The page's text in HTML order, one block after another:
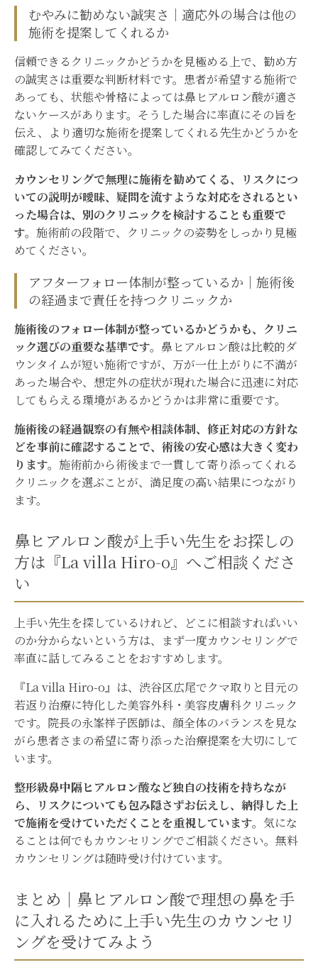
むやみに勧めない誠実さ｜適応外の場合は他の
施術を提案してくれるか
信頼できるクリニックかどうかを見極める上で、勧め方
の誠実さは重要な判断材料です。患者が希望する施術で
あっても、状態や骨格によっては鼻ヒアルロン酸が適さ
ないケースがあります。そうした場合に率直にその旨を
伝え、より適切な施術を提案してくれる先生かどうかを
確認してみてください。
カウンセリングで無理に施術を勧めてくる、リスクにつ
いての説明が曖昧、疑問を流すような対応をされるとい
った場合は、別のクリニックを検討することも重要で
す。 施術前の段階で、クリニックの姿勢をしっかり見極
めてください。
アフターフォロー体制が整っているか｜施術後
の経過まで責任を持つクリニックか
施術後のフォロー体制が整っているかどうかも、クリニ
ック選びの重要な基準です。 鼻ヒアルロン酸は比較的ダ
ウンタイムが短い施術ですが、万が一仕上がりに不満が
あった場合や、想定外の症状が現れた場合に迅速に対応
してもらえる環境があるかどうかは非常に重要です。
施術後の経過観察の有無や相談体制、修正対応の方針な
どを事前に確認することで、術後の安心感は大きく変わ
ります。 施術前から術後まで一貫して寄り添ってくれる
クリニックを選ぶことが、満足度の高い結果につながり
ます。
鼻ヒアルロン酸が上手い先生をお探しの
方は『La villa Hiro-o』へご相談くださ
い
上手い先生を探しているけれど、どこに相談すればいい
のか分からないという方は、まず一度カウンセリングで
率直に話してみることをおすすめします。
『La villa Hiro-o』は、渋谷区広尾でクマ取りと目元の
若返り治療に特化した美容外科・美容皮膚科クリニック
です。院長の永峯祥子医師は、顔全体のバランスを見な
がら患者さまの希望に寄り添った治療提案を大切にして
います。
整形級鼻中隔ヒアルロン酸など独自の技術を持ちなが
ら、リスクについても包み隠さずお伝えし、納得した上
で施術を受けていただくことを重視しています。 気にな
ることは何でもカウンセリングでご相談ください。無料
カウンセリングは随時受け付けています。
まとめ｜鼻ヒアルロン酸で理想の鼻を手
に入れるために上手い先生のカウンセリ
ングを受けてみよう